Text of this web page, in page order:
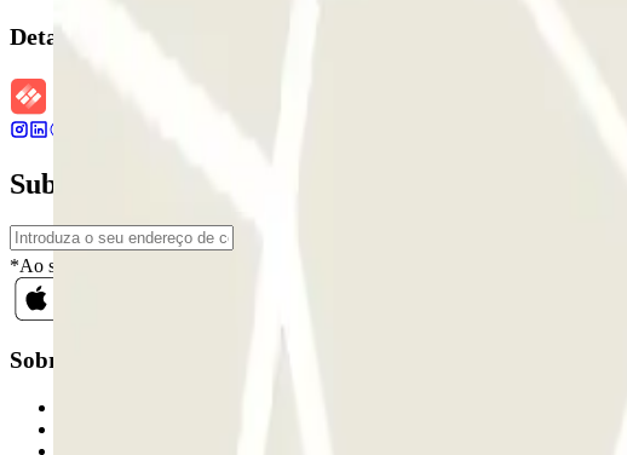
Detalhes da reserva
Subscreva a nossa newsletter e saiba mais sobre
*Ao subscrever, aceita a nossa Política de Privacidade para receber
Sobre a Parclick